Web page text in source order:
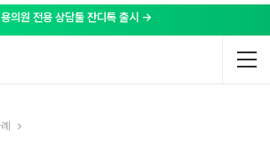
의원 전용 상담툴 잔디톡 출시 →